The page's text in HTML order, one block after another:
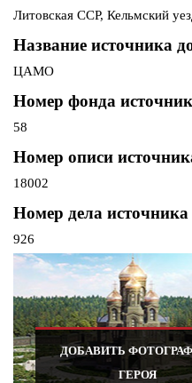
Литовская ССР, Кельмский
Название источника
ЦАМО
Номер фонда
58
Номер описи
18002
Номер дела
926
ДОБАВИТЬ
ГЕРОЯ